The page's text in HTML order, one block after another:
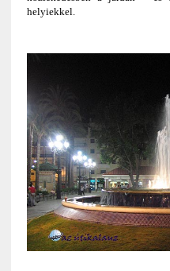
helyiekkel.